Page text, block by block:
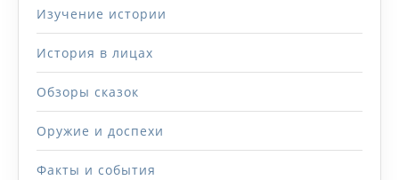
Изучение истории
История в лицах
Обзоры сказок
Оружие и доспехи
Факты и события